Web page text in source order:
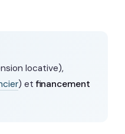
locative),
) etfinancement